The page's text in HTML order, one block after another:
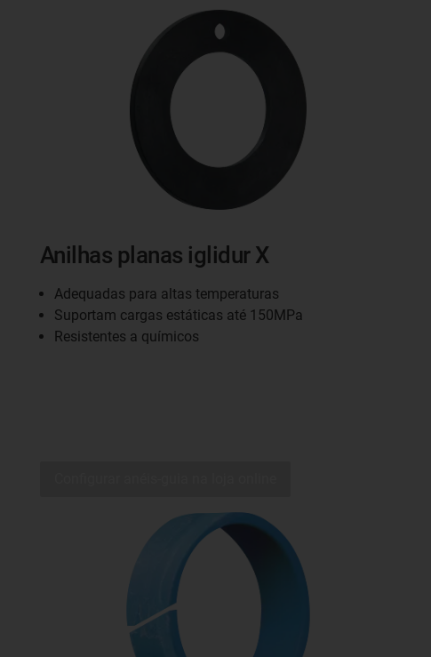
Anilhas planas iglidur X
Adequadas para altas temperaturas
Suportam cargas estáticas até 150MPa
Resistentes a químicos